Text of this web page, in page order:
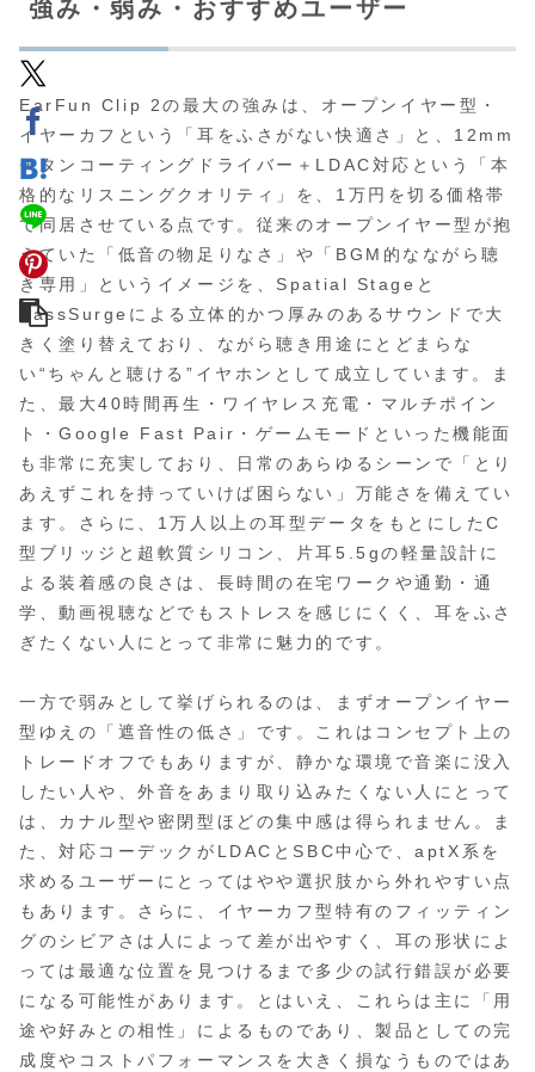
強み・弱み・おすすめユーザー
EarFun Clip 2の最大の強みは、オープンイヤー型・
イヤーカフという「耳をふさがない快適さ」と、12mm
チタンコーティングドライバー＋LDAC対応という「本
格的なリスニングクオリティ」を、1万円を切る価格帯
で同居させている点です。従来のオープンイヤー型が抱
えていた「低音の物足りなさ」や「BGM的なながら聴
き専用」というイメージを、Spatial Stageと
BassSurgeによる立体的かつ厚みのあるサウンドで大
きく塗り替えており、ながら聴き用途にとどまらな
い“ちゃんと聴ける”イヤホンとして成立しています。ま
た、最大40時間再生・ワイヤレス充電・マルチポイン
ト・Google Fast Pair・ゲームモードといった機能面
も非常に充実しており、日常のあらゆるシーンで「とり
あえずこれを持っていけば困らない」万能さを備えてい
ます。さらに、1万人以上の耳型データをもとにしたC
型ブリッジと超軟質シリコン、片耳5.5gの軽量設計に
よる装着感の良さは、長時間の在宅ワークや通勤・通
学、動画視聴などでもストレスを感じにくく、耳をふさ
ぎたくない人にとって非常に魅力的です。
一方で弱みとして挙げられるのは、まずオープンイヤー
型ゆえの「遮音性の低さ」です。これはコンセプト上の
トレードオフでもありますが、静かな環境で音楽に没入
したい人や、外音をあまり取り込みたくない人にとって
は、カナル型や密閉型ほどの集中感は得られません。ま
た、対応コーデックがLDACとSBC中心で、aptX系を
求めるユーザーにとってはやや選択肢から外れやすい点
もあります。さらに、イヤーカフ型特有のフィッティン
グのシビアさは人によって差が出やすく、耳の形状によ
っては最適な位置を見つけるまで多少の試行錯誤が必要
になる可能性があります。とはいえ、これらは主に「用
途や好みとの相性」によるものであり、製品としての完
成度やコストパフォーマンスを大きく損なうものではあ